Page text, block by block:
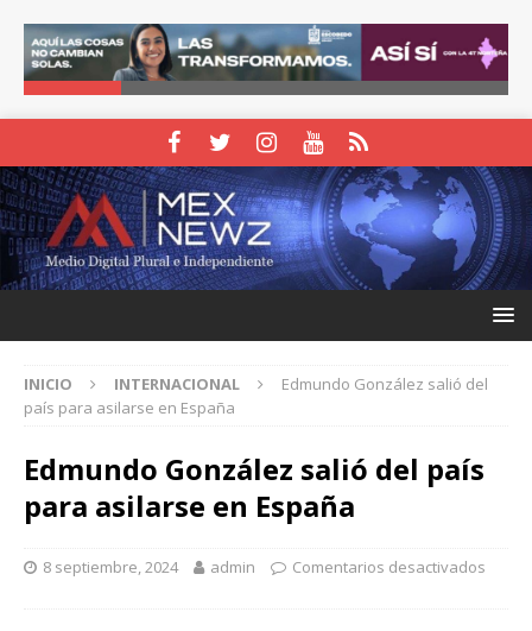
INICIO INTERNACIONAL
Edmundo González salió del
país para asilarse en España
Edmundo González salió del país
para asilarse en España
8 septiembre, 2024 admin Comentarios desactivados